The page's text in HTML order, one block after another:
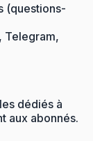
(questions-
Telegram,
dédiés à
aux abonnés.